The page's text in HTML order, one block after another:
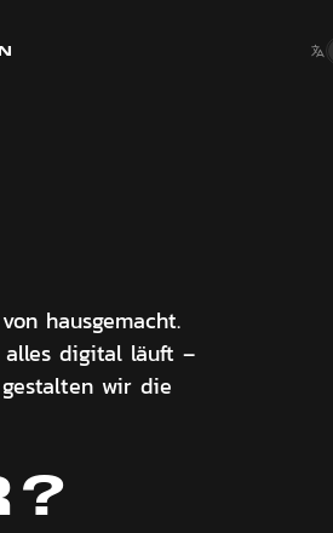
hausgemacht.
alles digital läuft –
wir die